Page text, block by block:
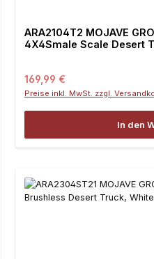
ARA2104T2 MOJAVE
4X4Smale Scale Desert
Regulärer Preis:
169,99 €
Preise inkl. MwSt. zzgl.
In den